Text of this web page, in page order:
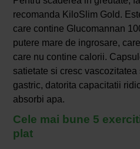
recomanda KiloSlim Gold.
care contine Glucomannan
putere mare de ingrosare,
care nu contine calorii.
satietate si cresc
gastric, datorita capacitatii
absorbi apa.
Cele mai bune 5
plat